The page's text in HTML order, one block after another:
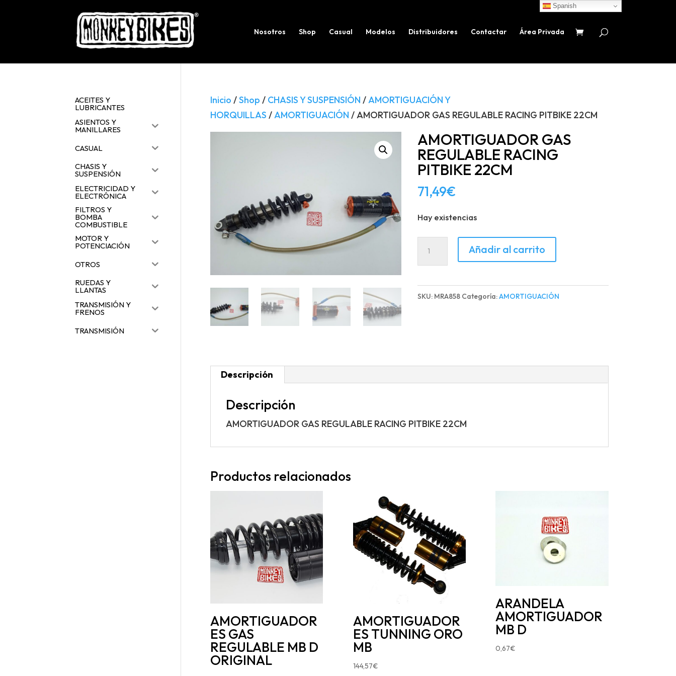
Nosotros Shop Casual Modelos Distribuidores Contactar Área Privada
productos
Inicio /Shop / CHASIS Y SUSPENSIÓN /AMORTIGUACIÓN Y
HORQUILLAS /AMORTIGUACIÓN / AMORTIGUADOR GAS REGULABLE RACING PITBIKE 22CM
AMORTIGUADOR GAS
REGULABLE RACING
PITBIKE 22CM
71,49€
Hay existencias
AMORTIGUADOR
RACING
Añadir al carrito
SKU: MRA858 Categoría:AMORTIGUACIÓN
Descripción
Descripción
AMORTIGUADOR GAS REGULABLE RACING PITBIKE 22CM
Productos relacionados
AMORTIGUADOR
ES GAS
REGULABLE MB D
ORIGINAL
AMORTIGUADOR
ES TUNNING ORO
MB
144,57€
ARANDELA
AMORTIGUADOR
MB D
0,67€
ACEITES Y
LUBRICANTES
ASIENTOS Y
MANILLARES
CASUAL
CHASIS Y
SUSPENSIÓN
ELECTRICIDAD Y
ELECTRÓNICA
FILTROS Y
BOMBA
COMBUSTIBLE
MOTOR Y
POTENCIACIÓN
OTROS
RUEDAS Y
LLANTAS
TRANSMISIÓN Y
FRENOS
TRANSMISIÓN
Spanish